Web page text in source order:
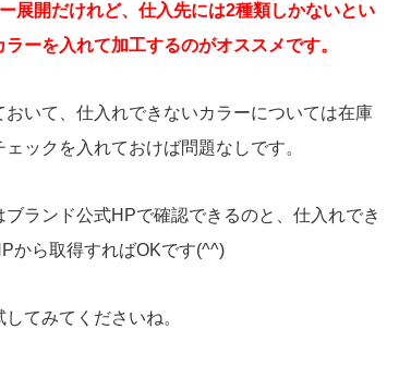
展開だけれど、仕入先には2種類しかないとい
ーを入れて加工するのがオススメです。
いて、仕入れできないカラーについては在庫
ックを入れておけば問題なしです。
ランド公式HPで確認できるのと、仕入れでき
から取得すればOKです(^^)
てみてくださいね。